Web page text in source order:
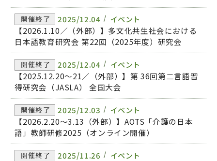
開催終了 2025/12.04 イベント
【2026.1.10／（外部）】多文化共生社会における
日本語教育研究会 第22回（2025年度）研究会
開催終了 2025/12.04 イベント
【2025.12.20～21／（外部）】第 36回第二言語習
得研究会（JASLA） 全国大会
開催終了 2025/12.03 イベント
【2026.2.20～3.13（外部）】AOTS「介護の日本
語」教師研修2025（オンライン開催）
開催終了 2025/11.26 イベント